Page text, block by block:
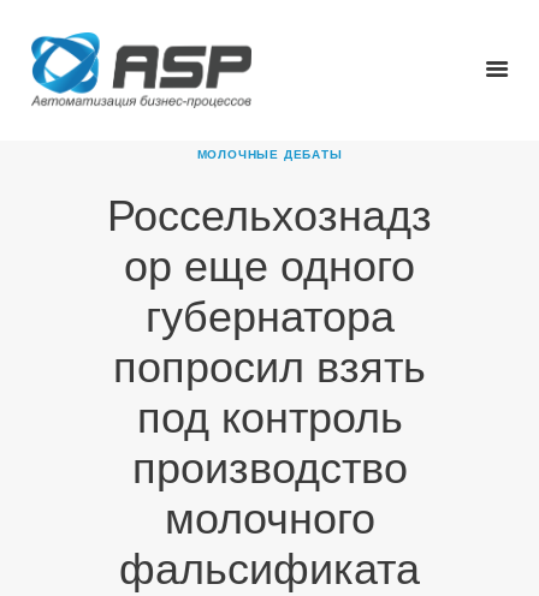
МОЛОЧНЫЕ ДЕБАТЫ
Россельхознадз
ор еще одного
губернатора
попросил взять
под контроль
производство
молочного
фальсификата
ГЛАВНАЯ
О КОМПАНИИ
ПРОДУКТЫ
НОВОСТИ
КАРЬЕРА
ПАРТНЕРЫ
КОНТАКТЫ